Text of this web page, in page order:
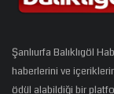
Şanlıurfa Balıklıgöl
haberlerini ve
ödül alabildiği bir